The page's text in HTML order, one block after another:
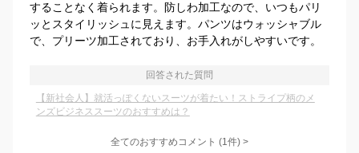
することなく着られます。防しわ加工なので、いつもパリ
ッとスタイリッシュに見えます。パンツはウォッシャブル
で、プリーツ加工されており、お手入れがしやすいです。
回答された質問
【新社会人】就活っぽくないスーツが着たい！ストライプ柄のメ
ンズビジネススーツのおすすめは？
全てのおすすめコメント (1件) >